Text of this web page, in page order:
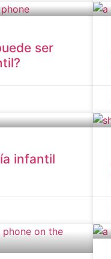
ser
infantil